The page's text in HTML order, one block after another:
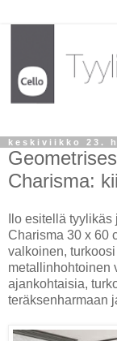
keskiviikko 23.
Charisma:
Ilo esitellä
Charisma 30 x 60
valkoinen,
metallinhohtoinen
ajankohtaisia,
teräksenharmaan